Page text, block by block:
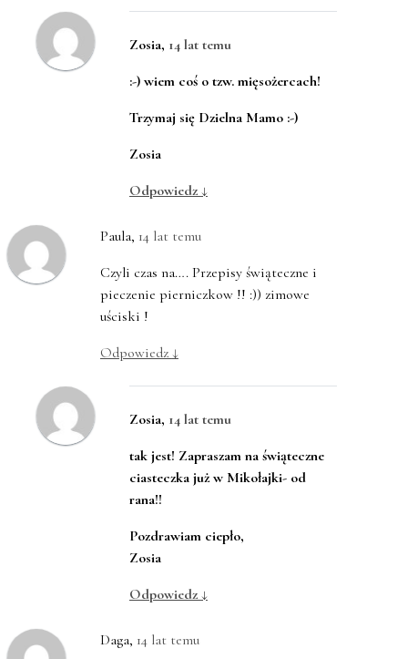
Zosia, 14 lat temu
:-) wiem coś o tzw. mięsożercach!
Trzymaj się Dzielna Mamo :-)
Zosia
Odpowiedz ↓
Paula, 14 lat temu
Czyli czas na…. Przepisy świąteczne i
pieczenie pierniczkow !! :)) zimowe
uściski !
Odpowiedz ↓
Zosia, 14 lat temu
tak jest! Zapraszam na świąteczne
ciasteczka już w Mikołajki- od
rana!!
Pozdrawiam ciepło,
Zosia
Odpowiedz ↓
Daga, 14 lat temu